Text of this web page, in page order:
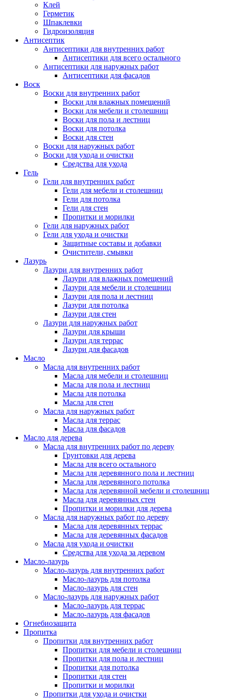
Клей
Герметик
Шпаклевки
Гидроизоляция
Антисептик
Антисептики для внутренних работ
Антисептики для всего остального
Антисептики для наружных работ
Антисептики для фасадов
Воск
Воски для внутренних работ
Воски для влажных помещений
Воски для мебели и столешниц
Воски для пола и лестниц
Воски для потолка
Воски для стен
Воски для наружных работ
Воски для ухода и очистки
Средства для ухода
Гель
Гели для внутренних работ
Гели для мебели и столешниц
Гели для потолка
Гели для стен
Пропитки и морилки
Гели для наружных работ
Гели для ухода и очистки
Защитные составы и добавки
Очистители, смывки
Лазурь
Лазури для внутренних работ
Лазури для влажных помещений
Лазури для мебели и столешниц
Лазури для пола и лестниц
Лазури для потолка
Лазури для стен
Лазури для наружных работ
Лазури для крыши
Лазури для террас
Лазури для фасадов
Масло
Масла для внутренних работ
Масла для мебели и столешниц
Масла для пола и лестниц
Масла для потолка
Масла для стен
Масла для наружных работ
Масла для террас
Масла для фасадов
Масло для дерева
Масла для внутренних работ по дереву
Грунтовки для дерева
Масла для всего остального
Масла для деревянного пола и лестниц
Масла для деревянного потолка
Масла для деревянной мебели и столешниц
Масла для деревянных стен
Пропитки и морилки для дерева
Масла для наружных работ по дереву
Масла для деревянных террас
Масла для деревянных фасадов
Масла для ухода и очистки
Средства для ухода за деревом
Масло-лазурь
Масло-лазурь для внутренних работ
Масло-лазурь для потолка
Масло-лазурь для стен
Масло-лазурь для наружных работ
Масло-лазурь для террас
Масло-лазурь для фасадов
Огнебиозащита
Пропитка
Пропитки для внутренних работ
Пропитки для мебели и столешниц
Пропитки для пола и лестниц
Пропитки для потолка
Пропитки для стен
Пропитки и морилки
Пропитки для ухода и очистки